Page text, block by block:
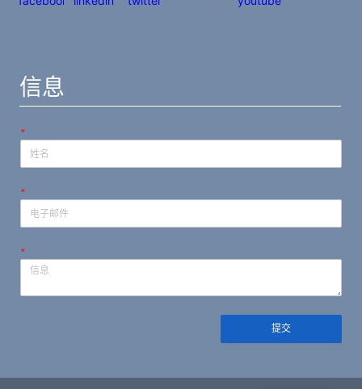
信息
*
*
*
提交